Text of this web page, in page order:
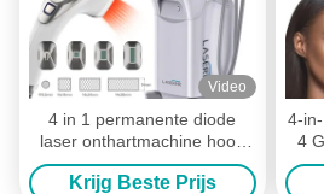
Video
4 in 1 permanente diode
laser onthartmachine hoog
vermogen verstelbare
vlekgrootte
Krijg Beste Prijs
4-
4